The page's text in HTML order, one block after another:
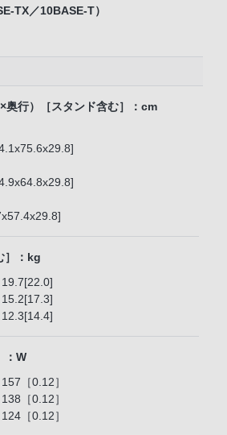
TX／10BASE-T）
奥行）［スタンド含む］：cm
］：kg
19.7[22.0]
15.2[17.3]
12.3[14.4]
：W
［0.12］
［0.12］
［0.12］